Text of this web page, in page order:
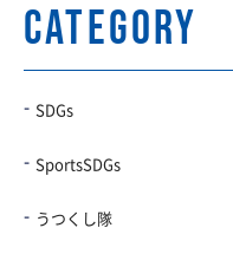
CATEGORY
SDGs
SportsSDGs
うつくし隊